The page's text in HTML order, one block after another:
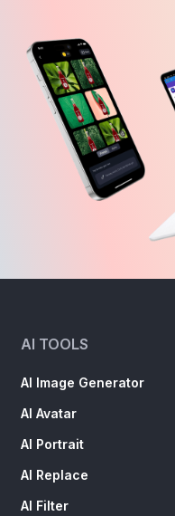
AI TOOLS
AI Image Generator
AI Avatar
AI Portrait
AI Replace
AI Filter